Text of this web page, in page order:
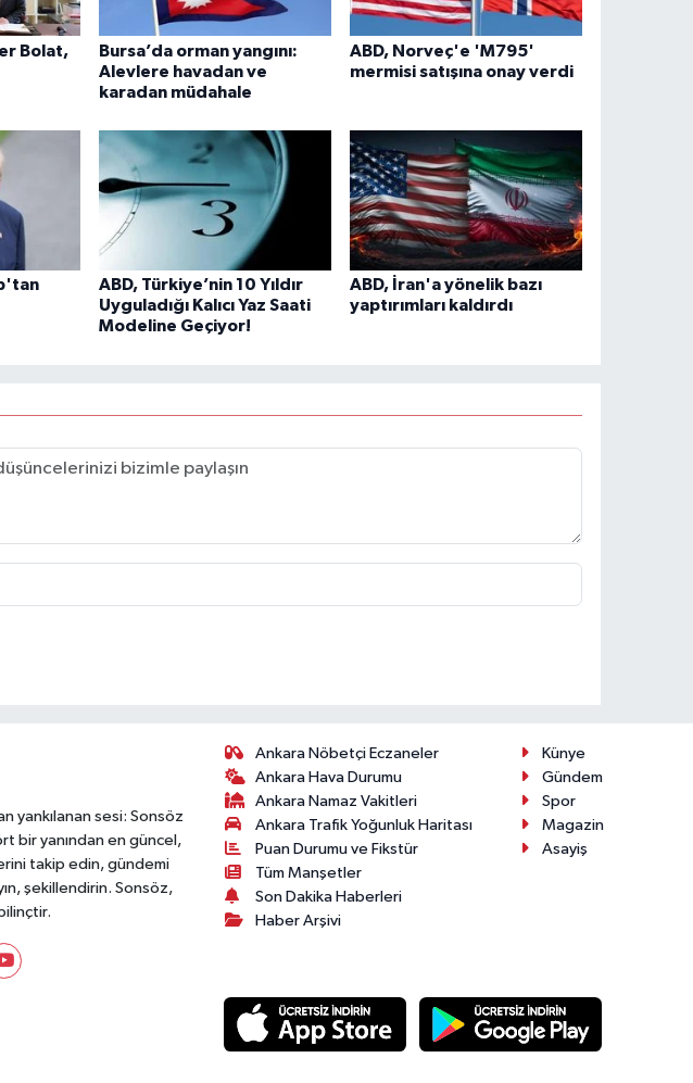
Bolat,
Bursa’da orman yangını:
Alevlere havadan ve
karadan müdahale
ABD, Norveç'e 'M795'
mermisi satışına onay verdi
ABD, Türkiye’nin 10 Yıldır
Uyguladığı Kalıcı Yaz Saati
Modeline Geçiyor!
ABD, İran'a yönelik bazı
yaptırımları kaldırdı
yankılanan sesi: Sonsöz
bir yanından en güncel,
takip edin, gündemi
şekillendirin. Sonsöz,
Ankara Nöbetçi Eczaneler
Ankara Hava Durumu
Ankara Namaz Vakitleri
Ankara Trafik Yoğunluk Haritası
Puan Durumu ve Fikstür
Tüm Manşetler
Son Dakika Haberleri
Haber Arşivi
Künye
Gündem
Spor
Magazin
Asayiş